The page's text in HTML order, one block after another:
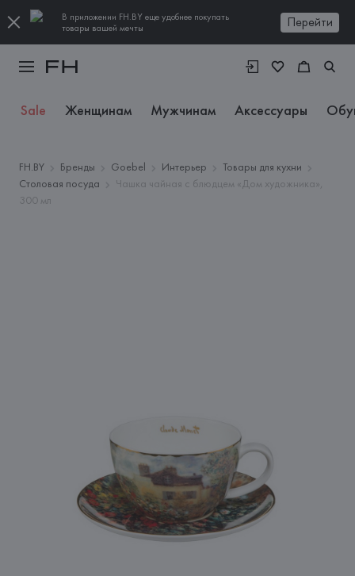
В приложении FH.BY еще удобнее покупать
товары вашей мечты
Перейти
Sale Женщинам Мужчинам Аксессуары
FH.BY Бренды Goebel Интерьер
Товары для кухни
Столовая посуда
Чашка чайная с блюдцем «Дом художника»,
300 мл